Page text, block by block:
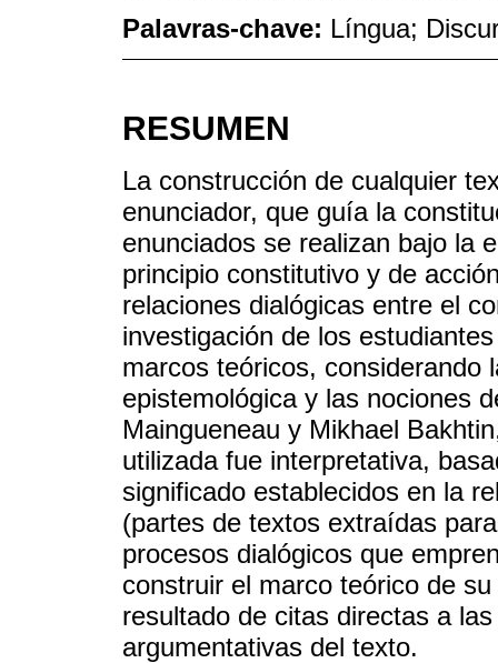
Palavras-chave: Língua;
RESUMEN
La construcción de cualquier
enunciador, que guía la
enunciados se realizan bajo la
principio constitutivo y de
relaciones dialógicas entre el
investigación de los
marcos teóricos, considerando
epistemológica y las nociones
Maingueneau y Mikhael
utilizada fue interpretativa,
significado establecidos en la
(partes de textos extraídas
procesos dialógicos que
construir el marco teórico de
resultado de citas directas a
argumentativas del texto.